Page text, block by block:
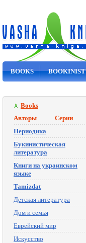
BOOKS BOOKINIST
Books
Авторы
Серии
Периодика
Букинистическая
литература
Книги на украинском
языке
Tamizdat
Детская литература
Дом и семья
Еврейский мир
Искусство